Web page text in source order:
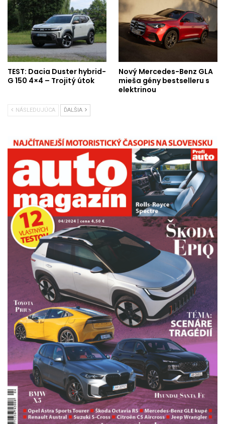
TEST: Dacia Duster hybrid-
G 150 4×4 – Trojitý útok
Nový Mercedes-Benz GLA
mieša gény bestselleru s
elektrinou
NÁSLEDUJÚCA ĎALŠIA